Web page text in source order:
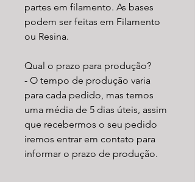
partes em filamento. As bases
podem ser feitas em Filamento
ou Resina.
Qual o prazo para produção?
- O tempo de produção varia
para cada pedido, mas temos
uma média de 5 dias úteis, assim
que recebermos o seu pedido
iremos entrar em contato para
informar o prazo de produção.